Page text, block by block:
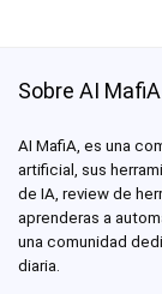
Sobre AI
AI MafiA, es una
artificial, sus
de IA, review de
aprenderas a
una comunidad
diaria.